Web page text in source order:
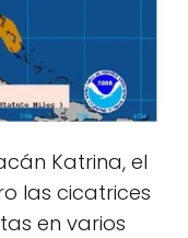
Katrina, el
las cicatrices
en varios